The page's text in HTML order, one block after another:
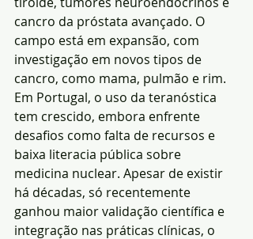
cancro da próstata avançado. O
campo está em expansão, com
investigação em novos tipos de
cancro, como mama, pulmão e rim.
Em Portugal, o uso da teranóstica
tem crescido, embora enfrente
desafios como falta de recursos e
baixa literacia pública sobre
medicina nuclear. Apesar de existir
há décadas, só recentemente
ganhou maior validação científica e
integração nas práticas clínicas, o